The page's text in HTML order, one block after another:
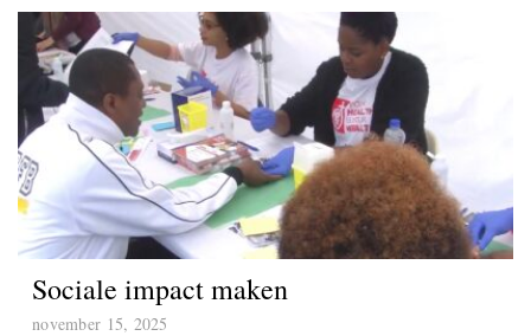
Sociale impact maken
november 15, 2025